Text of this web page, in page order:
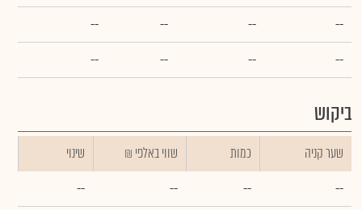
--
--
--
--
--
--
--
--
ביקוש
שער קניה כמות ₪ שווי באלפי
שינוי
--
--
--
--